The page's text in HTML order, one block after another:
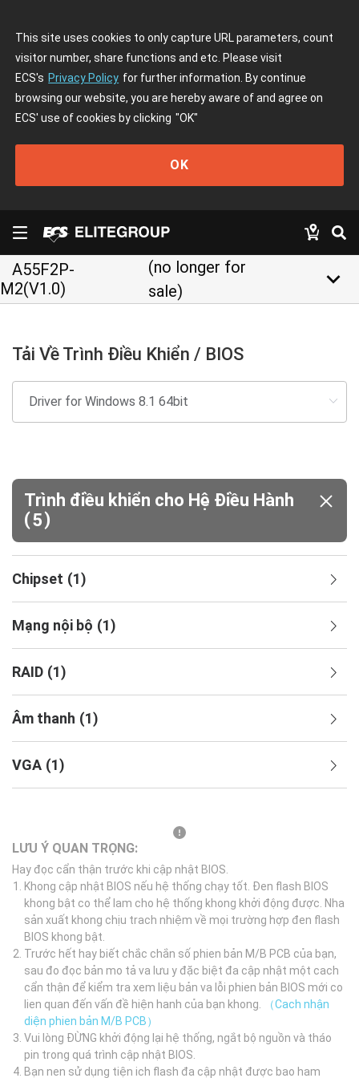
This site uses cookies to only capture URL parameters, count
visitor number, share functions and etc. Please visit
ECS's Privacy Policy for further information. By continue
browsing our website, you are hereby aware of and agree on
ECS' use of cookies by clicking "OK"
OK
A55F2P-
M2(V1.0)
(no longer for
sale)
keyboard_arrow_down
Tải Về Trình Điều Khiển / BIOS
Trình điều khiển cho Hệ Điều Hành
(5)
Chipset (1)
Mạng nội bộ (1)
RAID (1)
Âm thanh (1)
VGA (1)
LƯU Ý QUAN TRỌNG:
Hay đọc cẩn thận trước khi cập nhật BIOS.
Khong cập nhật BIOS nếu hệ thống chạy tốt. Đen flash BIOS
khong bật co thể lam cho hệ thống khong khởi động được. Nha
sản xuất khong chịu trach nhiệm về mọi trường hợp đen flash
BIOS khong bật.
Trước hết hay biết chắc chắn số phien bản M/B PCB của bạn,
sau đo đọc bản mo tả va lưu y đặc biệt đa cập nhật một cach
cẩn thận để kiểm tra xem liệu bản va lỗi phien bản BIOS mới co
lien quan đến vấn đề hiện hanh của bạn khong.
（Cach nhận
diện phien bản M/B PCB）
Vui lòng ĐỪNG khởi động lại hệ thống, ngắt bộ nguồn và tháo
pin trong quá trình cập nhật BIOS.
Bạn nen sử dụng tiện ich flash đa cập nhật được bao ham